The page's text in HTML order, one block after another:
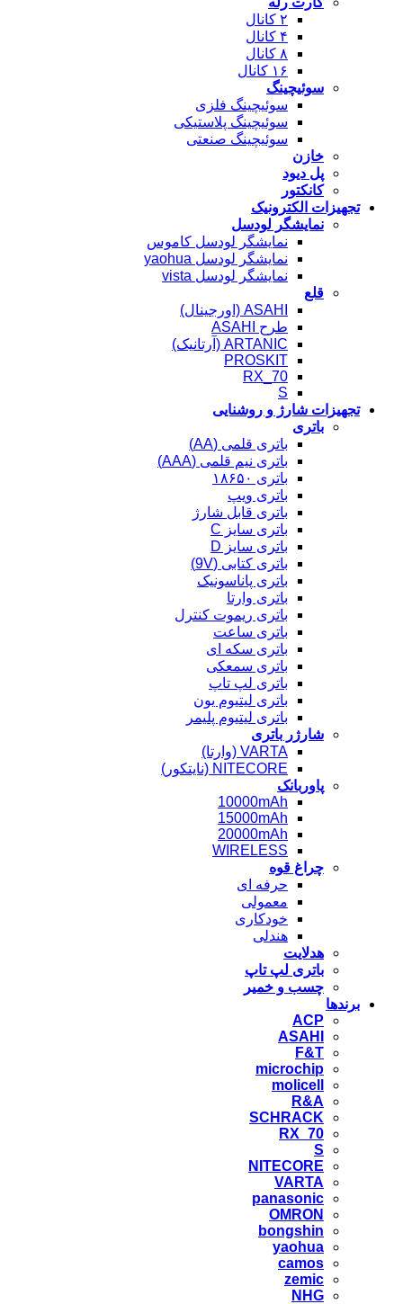
۲ کانال
۴ کانال
۸ کانال
۱۶ کانال
سوئیچینگ
سوئیچینگ فلزی
سوئیچینگ پلاستیکی
سوئیچینگ صنعتی
خازن
پل دیود
کانکتور
تجهیزات الکترونیک
نمایشگر لودسل
نمایشگر لودسل کاموس
نمایشگر لودسل yaohua
نمایشگر لودسل vista
قلع
ASAHI (اورجینال)
طرح ASAHI
ARTANIC (آرتانیک)
PROSKIT
RX_70
S
تجهیزات شارژ و روشنایی
باتری
باتری قلمی (AA)
باتری نیم قلمی (AAA)
باتری ۱۸۶۵۰
باتری ویپ
باتری قابل شارژ
باتری سایز C
باتری سایز D
باتری کتابی (9V)
باتری پاناسونیک
باتری وارتا
باتری ریموت کنترل
باتری ساعت
باتری سکه ای
باتری سمعکی
باتری لپ تاپ
باتری لیتیوم یون
باتری لیتیوم پلیمر
شارژر باتری
VARTA (وارتا)
NITECORE (نایتکور)
پاوربانک
10000mAh
15000mAh
20000mAh
WIRELESS
چراغ قوه
حرفه ای
معمولی
خودکاری
هندلی
هدلایت
باتری لپ تاپ
چسب و خمیر
برندها
ACP
ASAHI
F&T
microchip
molicell
R&A
SCHRACK
RX_70
S
NITECORE
VARTA
panasonic
OMRON
bongshin
yaohua
camos
zemic
NHG